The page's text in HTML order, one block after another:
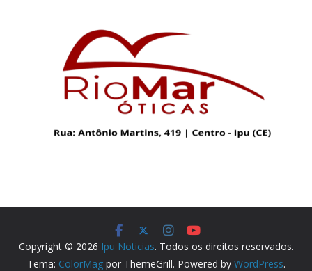
Copyright © 2026 Ipu Noticias. Todos os direitos reservados.
Tema: ColorMagpor ThemeGrill. Powered by WordPress.